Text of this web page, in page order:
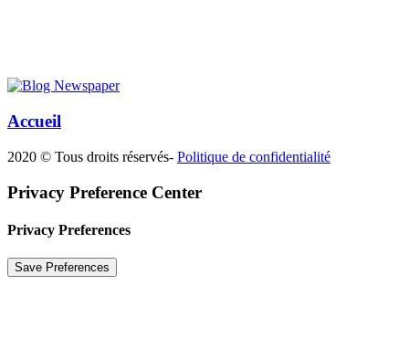
Accueil
2020 © Tous droits réservés- Politique de confidentialité
Privacy Preference Center
Privacy Preferences